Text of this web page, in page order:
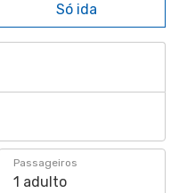
Só ida
Passageiros
1 adulto